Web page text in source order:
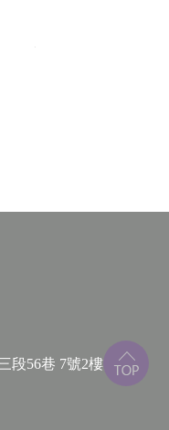
人心異境的解碼直
與語言的沙之書
電流，奔入虛擬的
段56巷 7號2樓